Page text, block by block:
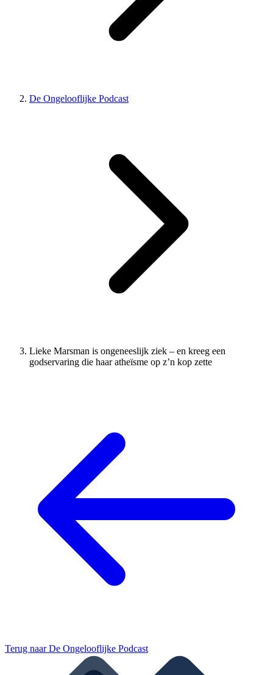
De Ongelooflijke Podcast
Lieke Marsman is ongeneeslijk ziek – en kreeg een
godservaring die haar atheïsme op z’n kop zette
Terug naarDe Ongelooflijke Podcast